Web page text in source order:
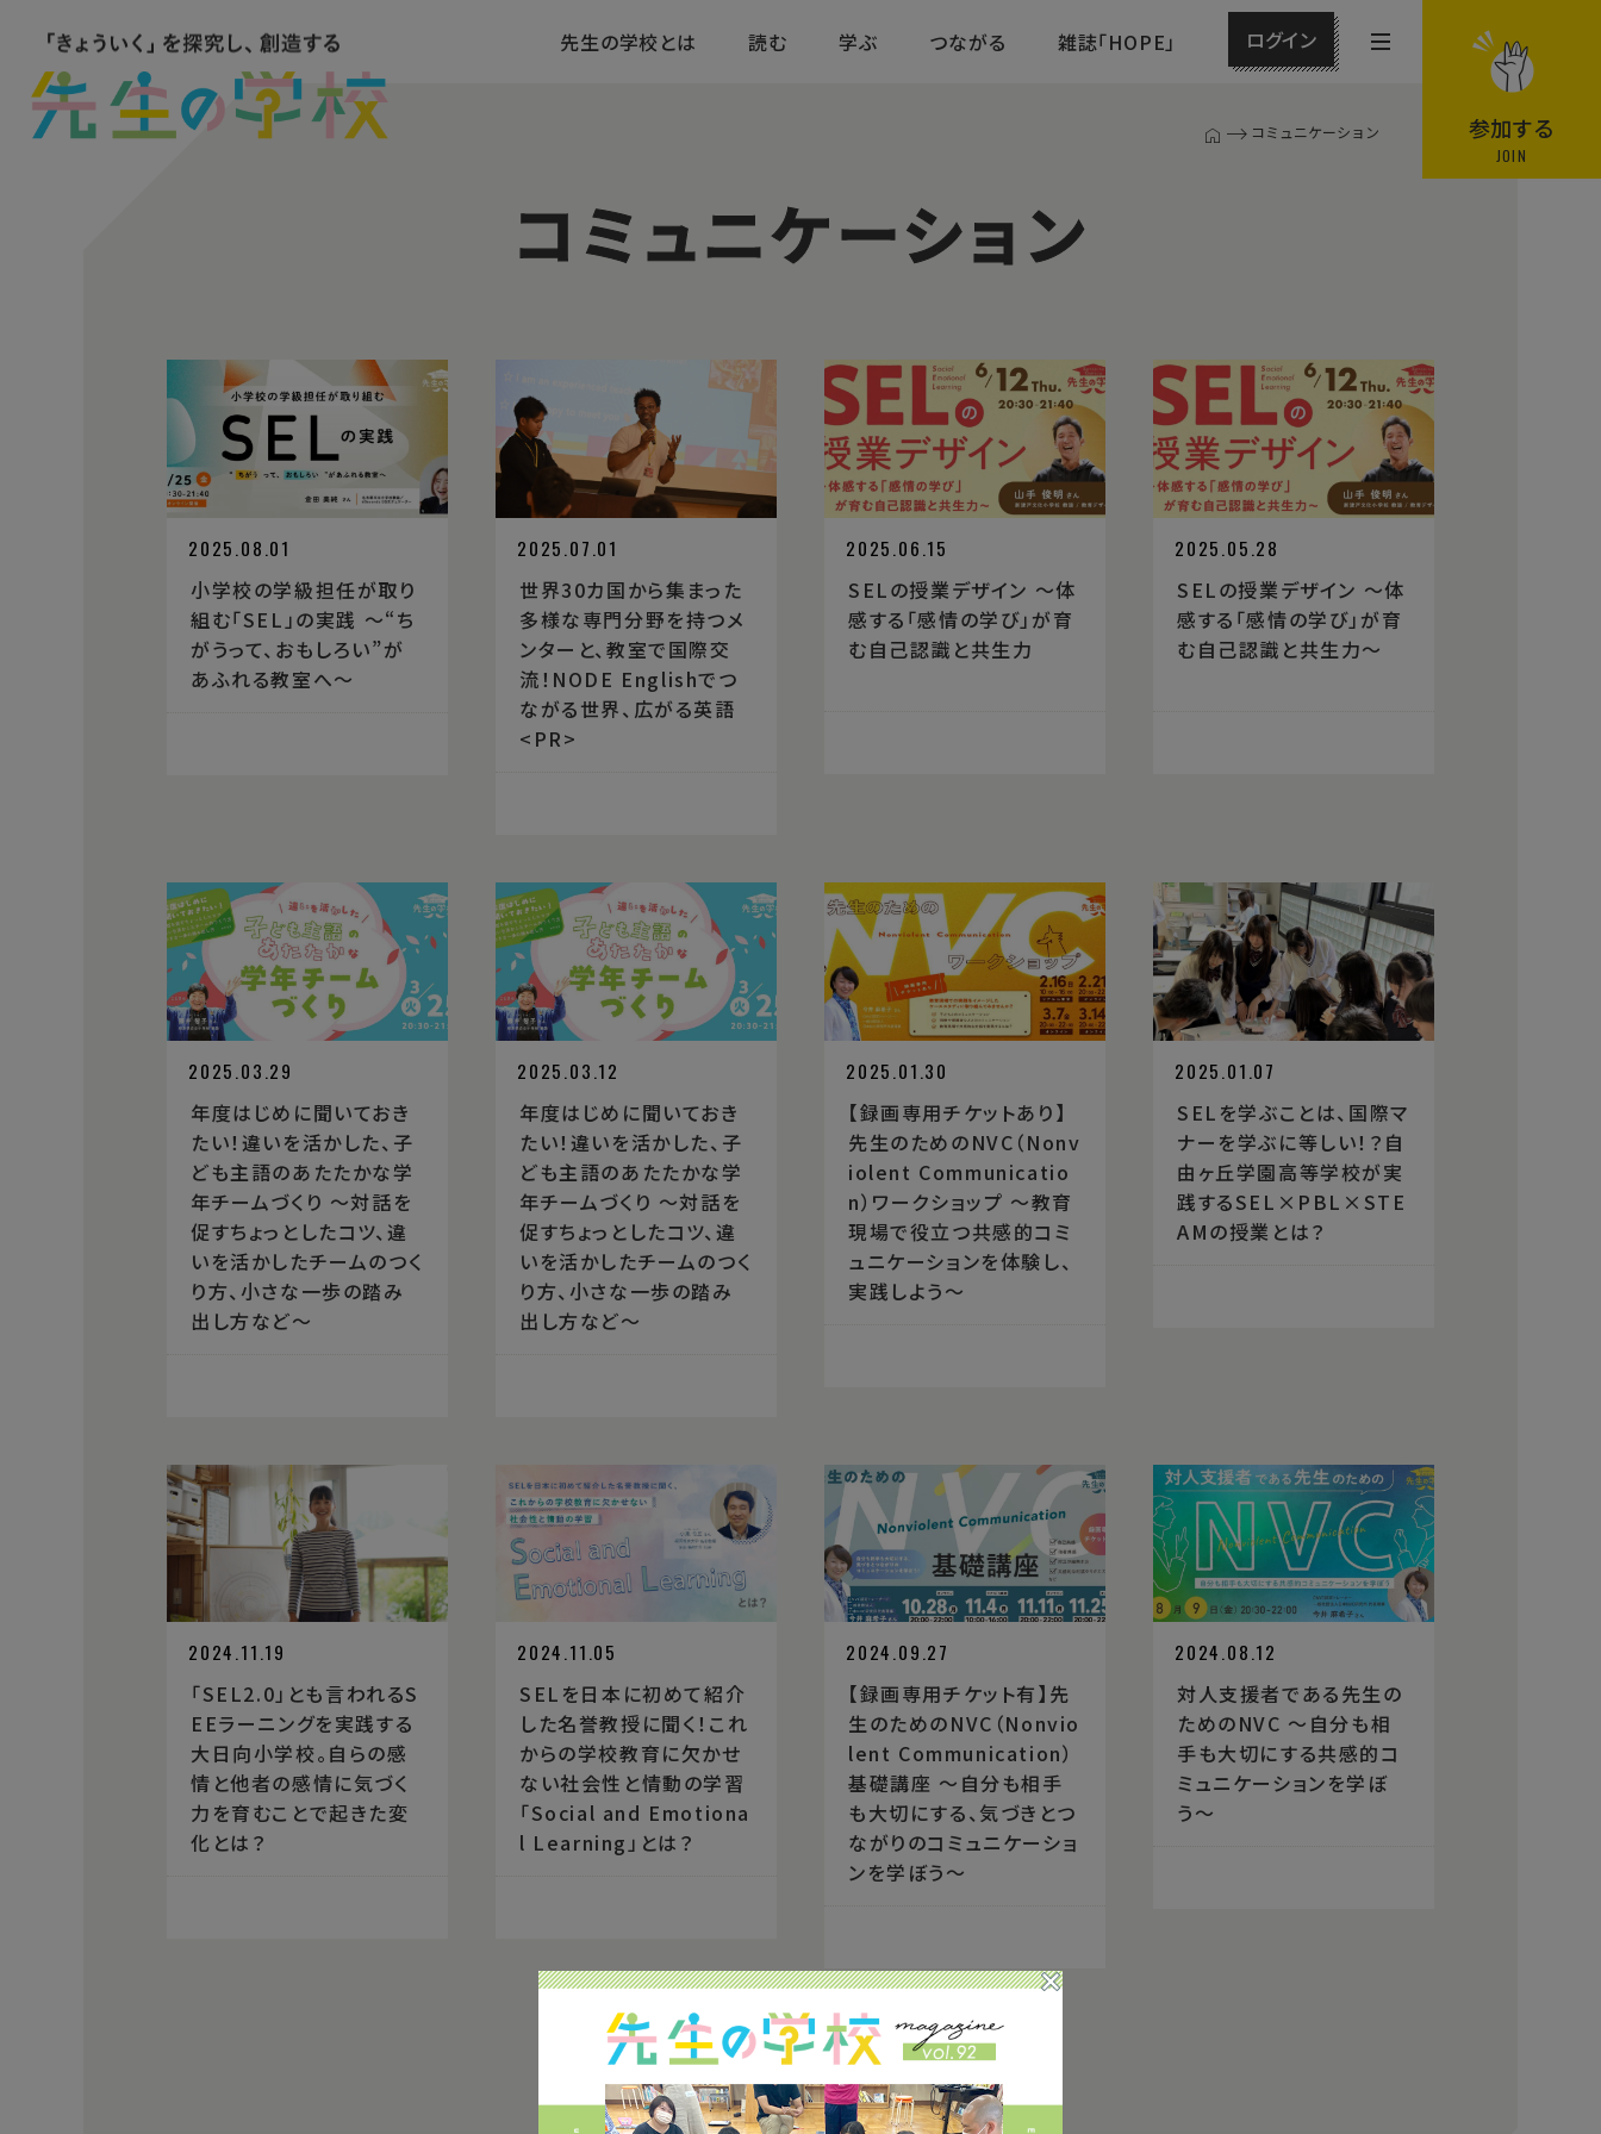
先生の学校とは 読む 学ぶ つながる 雑誌「HOPE」 ログイン
メ
ュ
参加する
JOIN
T
コミュニケーション
コミュニケーション
2025.08.01
小学校の学級担任が取り
組む「SEL」の実践 ～“ち
がうって、おもしろい”が
あふれる教室へ～
2025.07.01
世界30カ国から集まった
多様な専門分野を持つメ
ンターと、教室で国際交
流！NODE Englishでつ
ながる世界、広がる英語
<PR>
2025.06.15
SELの授業デザイン 〜体
感する「感情の学び」が育
む自己認識と共生力
2025.05.28
SELの授業デザイン 〜体
感する「感情の学び」が育
む自己認識と共生力〜
2025.03.29
年度はじめに聞いておき
たい！違いを活かした、子
ども主語のあたたかな学
年チームづくり 〜対話を
促すちょっとしたコツ、違
いを活かしたチームのつく
り方、小さな一歩の踏み
出し方など〜
2025.03.12
年度はじめに聞いておき
たい！違いを活かした、子
ども主語のあたたかな学
年チームづくり 〜対話を
促すちょっとしたコツ、違
いを活かしたチームのつく
り方、小さな一歩の踏み
出し方など〜
2025.01.30
【録画専用チケットあり】
先生のためのNVC（Nonv
iolent Communicatio
n）ワークショップ 〜教育
現場で役立つ共感的コミ
ュニケーションを体験し、
実践しよう〜
2025.01.07
SELを学ぶことは、国際マ
ナーを学ぶに等しい！？自
由ヶ丘学園高等学校が実
践するSEL×PBL×STE
AMの授業とは？
2024.11.19
「SEL2.0」とも言われるS
EEラーニングを実践する
大日向小学校。自らの感
情と他者の感情に気づく
力を育むことで起きた変
化とは？
2024.11.05
SELを日本に初めて紹介
した名誉教授に聞く！これ
からの学校教育に欠かせ
ない社会性と情動の学習
「Social and Emotiona
l Learning」とは？
2024.09.27
【録画専用チケット有】先
生のためのNVC（Nonvio
lent Communication）
基礎講座 〜自分も相手
も大切にする、気づきとつ
ながりのコミュニケーショ
ンを学ぼう〜
2024.08.12
対人支援者である先生の
ためのNVC 〜自分も相
手も大切にする共感的コ
ミュニケーションを学ぼ
う〜
1 2 3